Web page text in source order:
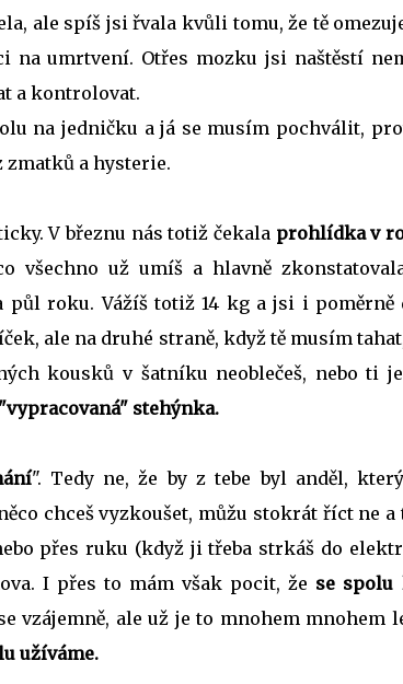
ale spíš jsi řvala kvůli tomu, že tě
na umrtvení. Otřes mozku jsi naštěstí
a kontrolovat.
na jedničku a já se musím pochválit,
zmatků a hysterie.
V březnu nás totiž čekala prohlídka v
všechno už umíš a hlavně
půl roku. Vážíš totiž 14 kg a jsi i poměrně
ale na druhé straně, když tě musím
kousků v šatníku neoblečeš, nebo ti
"vypracovaná" stehýnka.
". Tedy ne, že by z tebe byl anděl,
chceš vyzkoušet, můžu stokrát říct ne a
přes ruku (když ji třeba strkáš do
I přes to mám však pocit, že se spolu
vzájemně, ale už je to mnohem mnohem
užíváme.